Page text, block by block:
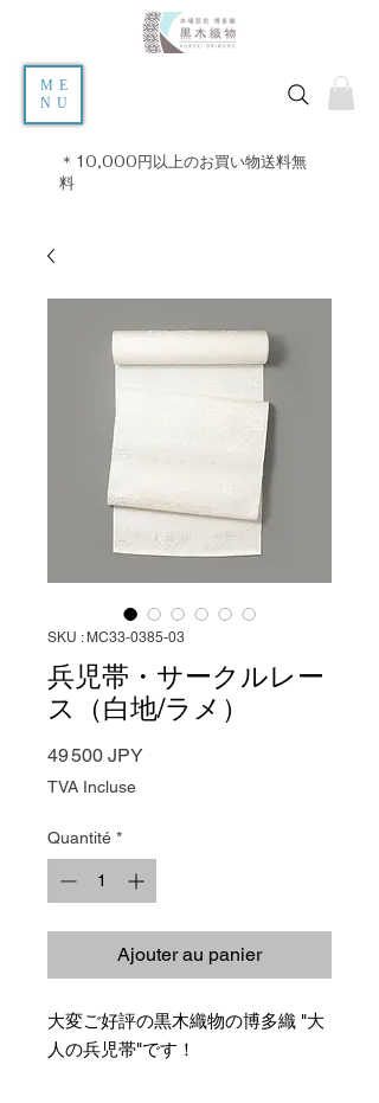
ME
NU
＊10,000円以上のお買い物送料無
料
SKU : MC33-0385-03
兵児帯・サークルレー
ス（白地/ラメ）
49 500 JPYPrix
TVA Incluse
Quantité *
Ajouter au panier
大変ご好評の黒木織物の博多織 "大
人の兵児帯"です！